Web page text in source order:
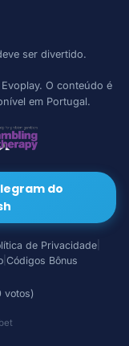
ser divertido.
Evoplay. O conteúdo é
em Portugal.
do
de Privacidade|
| Códigos Bônus
votos)